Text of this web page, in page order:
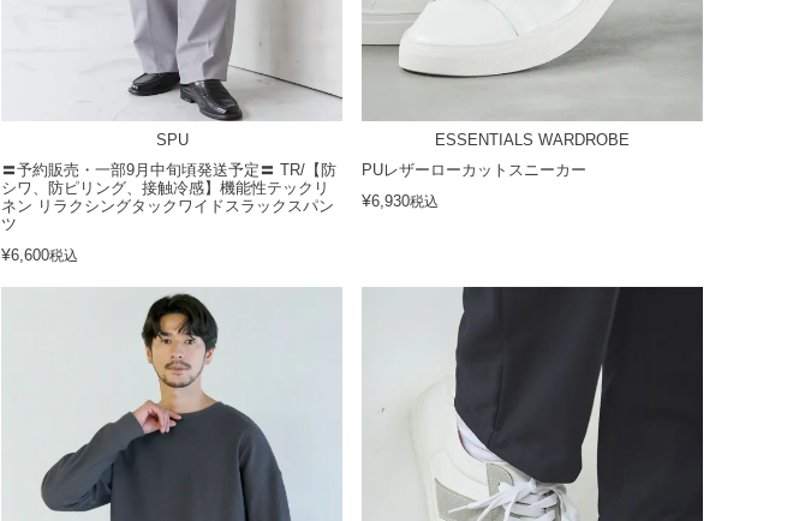
SPU
〓予約販売・一部9月中旬頃発送予定〓 TR/【防
シワ、防ピリング、接触冷感】機能性テックリ
ネン リラクシングタックワイドスラックスパン
ツ
¥6,600税込
ESSENTIALS WARDROBE
PUレザーローカットスニーカー
¥6,930税込